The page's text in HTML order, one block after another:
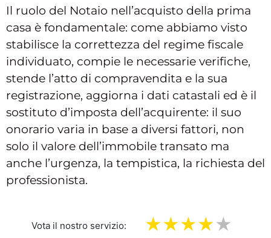
Il ruolo del Notaio nell’acquisto della prima
casa è fondamentale: come abbiamo visto
stabilisce la correttezza del regime fiscale
individuato, compie le necessarie verifiche,
stende l’atto di compravendita e la sua
registrazione, aggiorna i dati catastali ed è il
sostituto d’imposta dell’acquirente: il suo
onorario varia in base a diversi fattori, non
solo il valore dell’immobile transato ma
anche l’urgenza, la tempistica, la richiesta del
professionista.
Vota il nostro servizio: